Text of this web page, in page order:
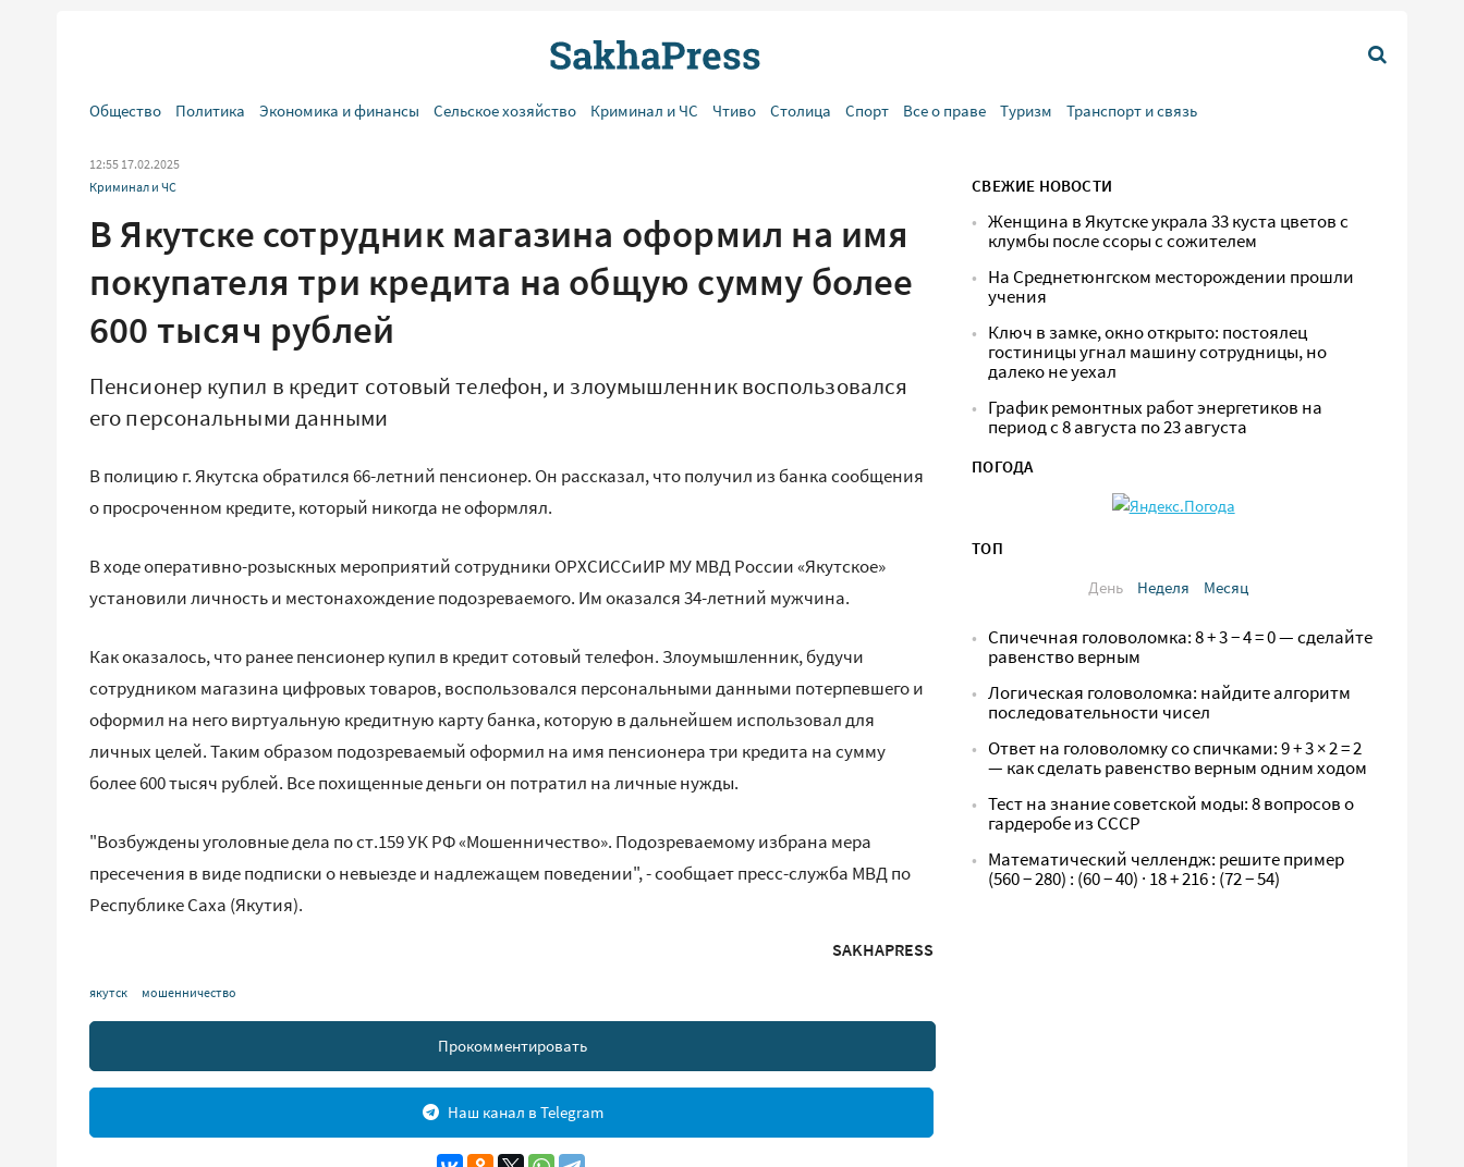
Общество Политика Экономика и финансы Сельское хозяйство Криминал и ЧС Чтиво Столица Спорт Все о праве Туризм Транспорт и связь
12:55 17.02.2025
Криминал и ЧС
В Якутске сотрудник магазина оформил на имя
покупателя три кредита на общую сумму более
600 тысяч рублей
Пенсионер купил в кредит сотовый телефон, и злоумышленник воспользовался
его персональными данными
В полицию г. Якутска обратился 66-летний пенсионер. Он рассказал, что получил из банка сообщения
о просроченном кредите, который никогда не оформлял.
В ходе оперативно-розыскных мероприятий сотрудники ОРХСИССиИР МУ МВД России «Якутское»
установили личность и местонахождение подозреваемого. Им оказался 34-летний мужчина.
Как оказалось, что ранее пенсионер купил в кредит сотовый телефон. Злоумышленник, будучи
сотрудником магазина цифровых товаров, воспользовался персональными данными потерпевшего и
оформил на него виртуальную кредитную карту банка, которую в дальнейшем использовал для
личных целей. Таким образом подозреваемый оформил на имя пенсионера три кредита на сумму
более 600 тысяч рублей. Все похищенные деньги он потратил на личные нужды.
"Возбуждены уголовные дела по ст.159 УК РФ «Мошенничество». Подозреваемому избрана мера
пресечения в виде подписки о невыезде и надлежащем поведении", - сообщает пресс-служба МВД по
Республике Саха (Якутия).
SAKHAPRESS
якутск мошенничество
Прокомментировать
Наш канал в Telegram
СВЕЖИЕ НОВОСТИ
Женщина в Якутске украла 33 куста цветов с
клумбы после ссоры с сожителем
На Среднетюнгском месторождении прошли
учения
Ключ в замке, окно открыто: постоялец
гостиницы угнал машину сотрудницы, но
далеко не уехал
График ремонтных работ энергетиков на
период с 8 августа по 23 августа
ПОГОДА
ТОП
День
Неделя Месяц
Спичечная головоломка: 8 + 3 − 4 = 0 — сделайте
равенство верным
Логическая головоломка: найдите алгоритм
последовательности чисел
Ответ на головоломку со спичками: 9 + 3 × 2 = 2
— как сделать равенство верным одним ходом
Тест на знание советской моды: 8 вопросов о
гардеробе из СССР
Математический челлендж: решите пример
(560 − 280) : (60 − 40) · 18 + 216 : (72 − 54)